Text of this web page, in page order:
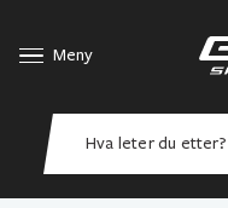
Meny